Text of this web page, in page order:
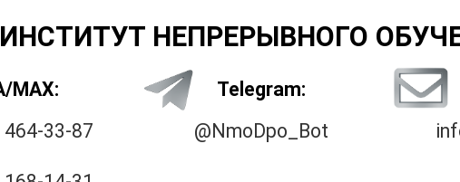
ИНСТИТУТ НЕПРЕРЫВНОГО
MAX:
464-33-87
Telegram:
@NmoDpo_Bot